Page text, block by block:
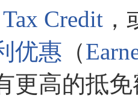
Credit
优惠 （
更高的抵